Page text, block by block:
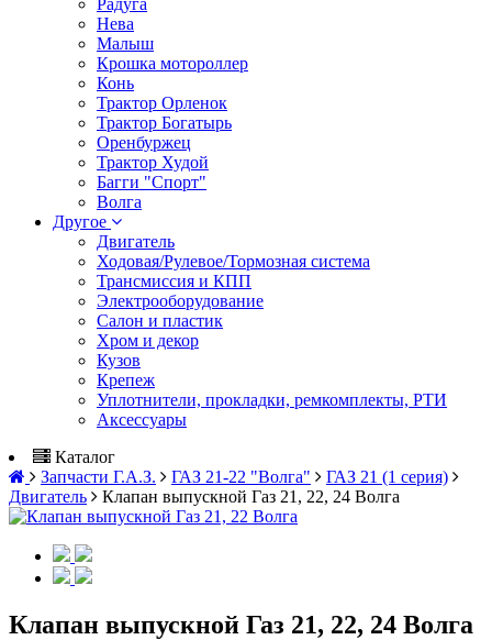
Радуга
Нева
Малыш
Крошка мотороллер
Конь
Трактор Орленок
Трактор Богатырь
Оренбуржец
Трактор Худой
Багги "Спорт"
Волга
Другое
Двигатель
Ходовая/Рулевое/Тормозная система
Трансмиссия и КПП
Электрооборудование
Салон и пластик
Хром и декор
Кузов
Крепеж
Уплотнители, прокладки, ремкомплекты, РТИ
Аксессуары
Каталог
Запчасти Г.А.З.
ГАЗ 21-22 "Волга"
ГАЗ 21 (1 серия)
Двигатель
Клапан выпускной Газ 21, 22, 24 Волга
Клапан выпускной Газ 21, 22, 24 Волга